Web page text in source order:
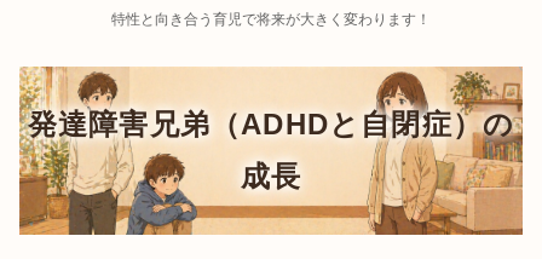
特性と向き合う育児で将来が大きく変わります！